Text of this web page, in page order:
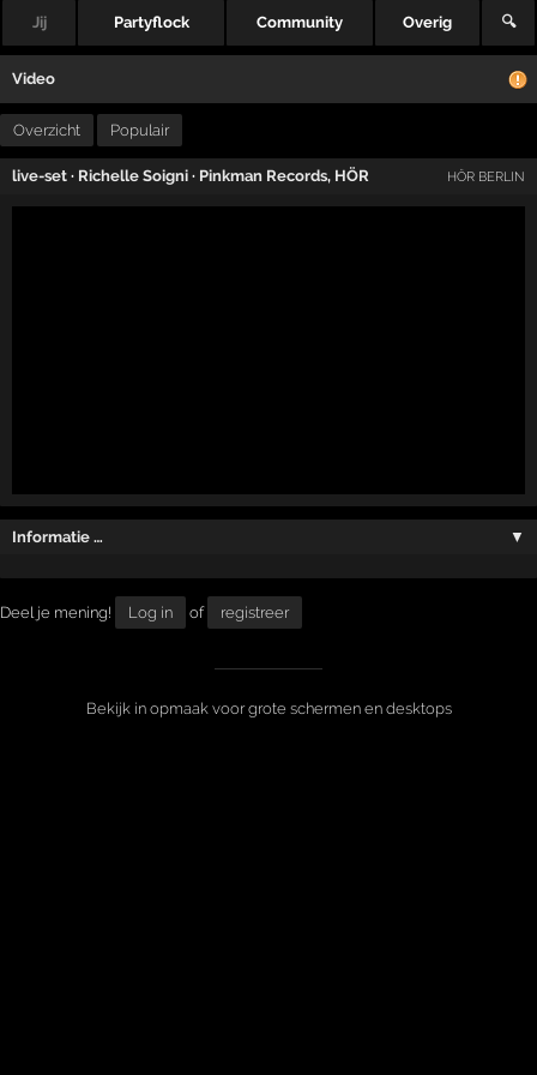
Jij Partyflock Community Overig 🔍
Video
Overzicht Populair
live-set · Richelle Soigni · Pinkman Records, HÖR HÖR BERLIN
Informatie … ▼
Deel je mening! Log in of registreer
Bekijk in opmaak voor grote schermen en desktops